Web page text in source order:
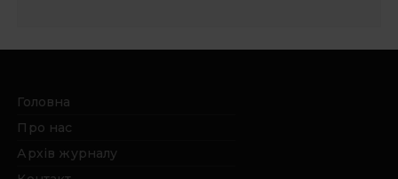
Головна
Про нас
Архів журналу